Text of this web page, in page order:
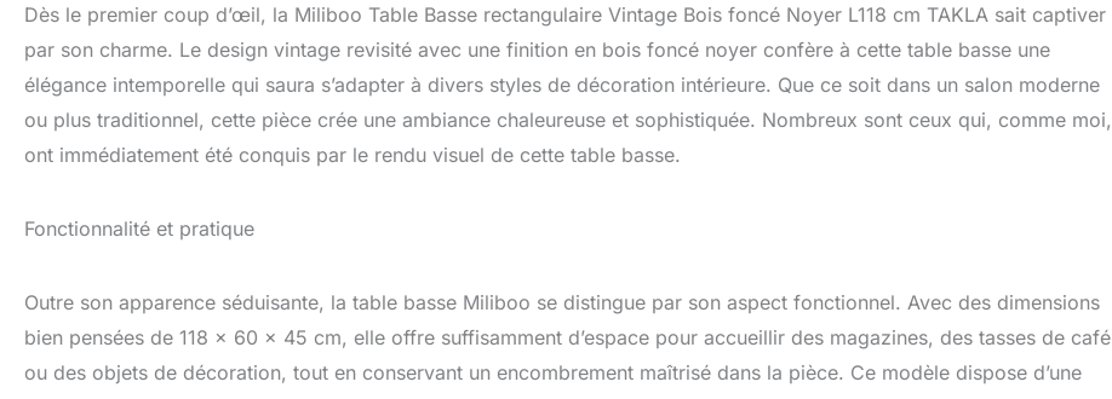
Dès le premier coup d’œil, la Miliboo Table Basse rectangulaire Vintage Bois foncé Noyer L118 cm TAKLA sait captiver
par son charme. Le design vintage revisité avec une finition en bois foncé noyer confère à cette table basse une
élégance intemporelle qui saura s’adapter à divers styles de décoration intérieure. Que ce soit dans un salon moderne
ou plus traditionnel, cette pièce crée une ambiance chaleureuse et sophistiquée. Nombreux sont ceux qui, comme moi,
ont immédiatement été conquis par le rendu visuel de cette table basse.
Fonctionnalité et pratique
Outre son apparence séduisante, la table basse Miliboo se distingue par son aspect fonctionnel. Avec des dimensions
bien pensées de 118 x 60 x 45 cm, elle offre suffisamment d’espace pour accueillir des magazines, des tasses de café
ou des objets de décoration, tout en conservant un encombrement maîtrisé dans la pièce. Ce modèle dispose d’une